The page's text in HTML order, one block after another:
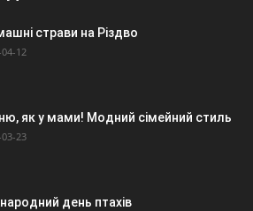
страви на Різдво
12
як у мами! Модний сімейний стиль
23
день птахів